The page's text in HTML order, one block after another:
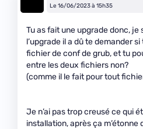
Le 16/06/2023 à 15h35
Tu as fait une upgrade donc, je
l’upgrade il a dû te demander
fichier de conf de grub, et tu
entre les deux fichiers non?
(comme il le fait pour tout
Je n’ai pas trop creusé ce qui
installation, après ça